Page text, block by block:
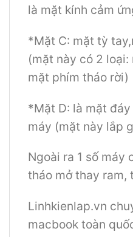
là mặt kính cảm
*Mặt C: mặt tỳ
(mặt này có 2
mặt phím tháo rời)
*Mặt D: là mặt
máy (mặt này lắp
Ngoài ra 1 số máy
tháo mở thay ram,
Linhkienlap.vn
macbook toàn